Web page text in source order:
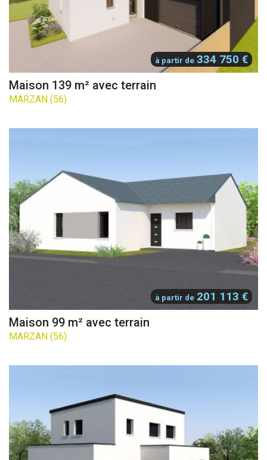
à partir de 334 750 €
Maison 139 m² avec terrain
MARZAN (56)
à partir de 201 113 €
Maison 99 m² avec terrain
MARZAN (56)